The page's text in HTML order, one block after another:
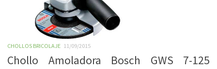
CHOLLOS BRICOLAJE 11/09/2015
Chollo Amoladora Bosch GWS 7-125